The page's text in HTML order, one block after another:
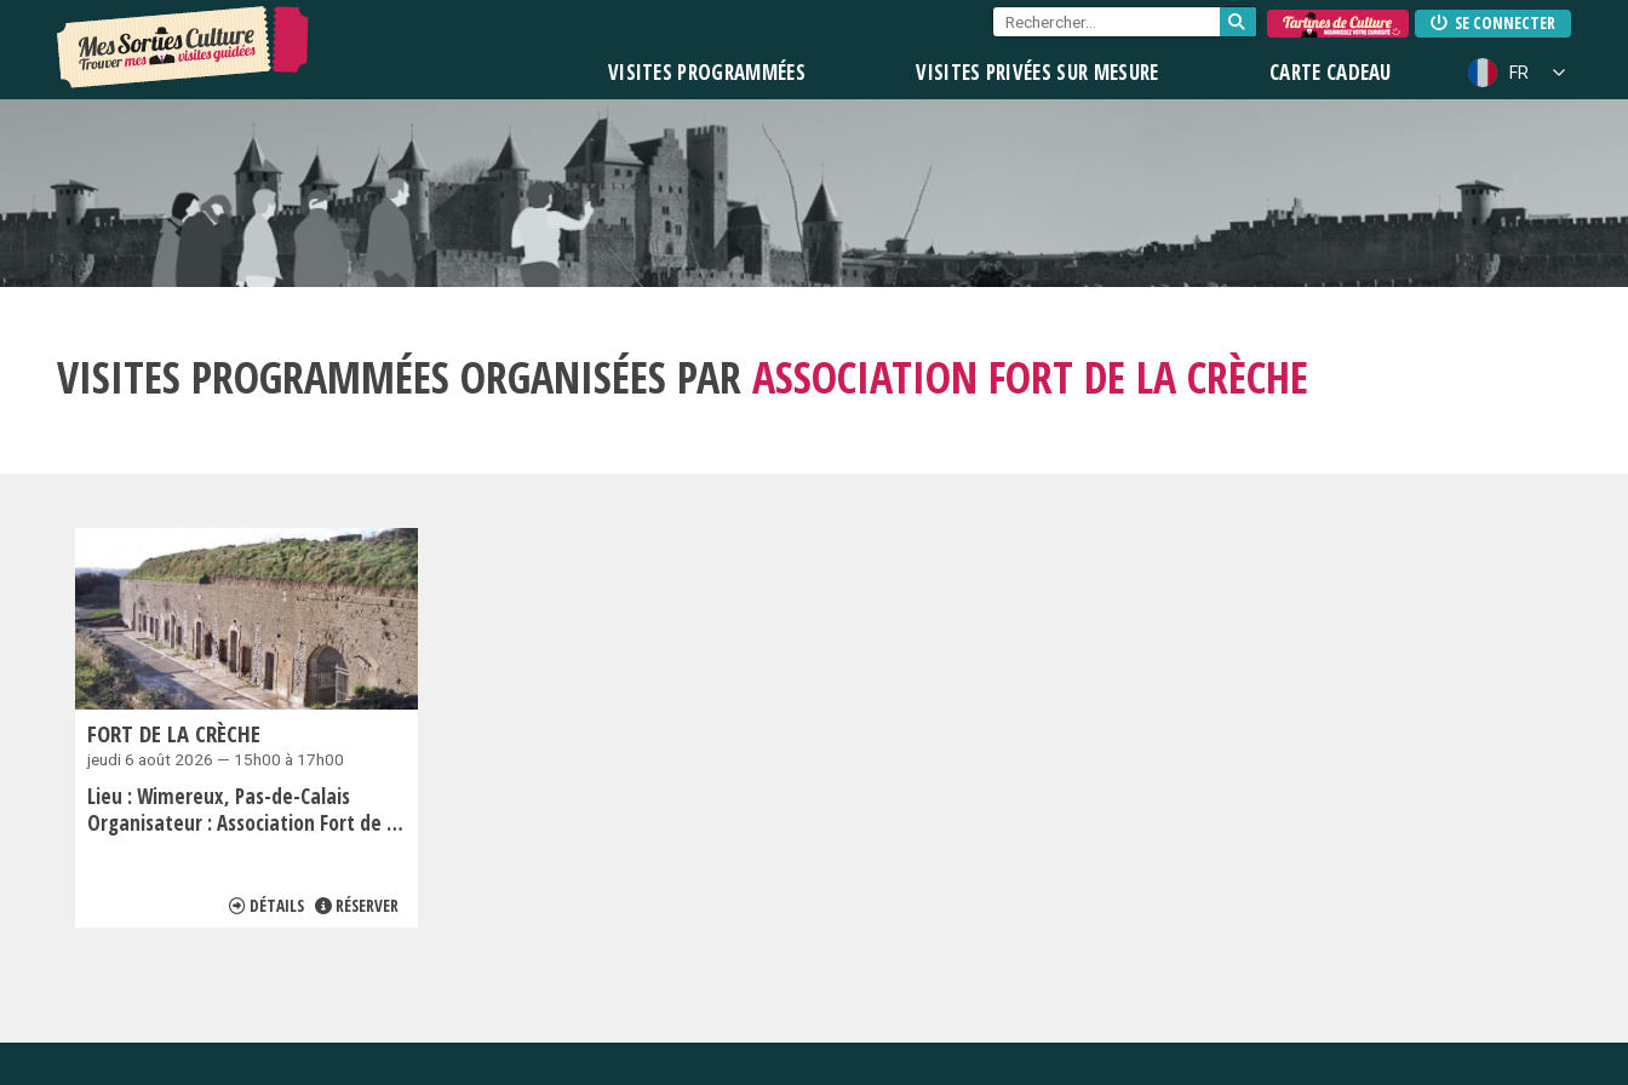
SE CONNECTER
VISITES PROGRAMMÉES VISITES PRIVÉES SUR MESURE CARTE CADEAU FR
VISITES PROGRAMMÉES ORGANISÉES PARASSOCIATION FORT DE LA CRÈCHE
FORT DE LA CRÈCHE
jeudi 6 août 2026 — 15h00 à 17h00
Lieu :Wimereux Pas-de-Calais
Organisateur :Association Fort de la Crèche
DÉTAILS RÉSERVER